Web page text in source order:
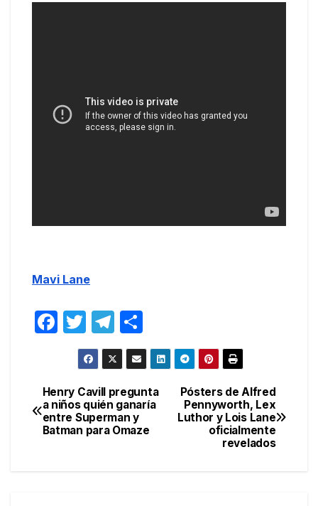
Mavi Lane
F
e
b
o
T
w
itt
er
T
el
e
gr
a
m
o
m
p
ar
tir
Navegación
de
Pósters de Alfred
Pennyworth, Lex
Luthor y Lois Lane
oficialmente
revelados
Henry Cavill pregunta
a niños quién ganaría
entre Superman y
Batman para Omaze